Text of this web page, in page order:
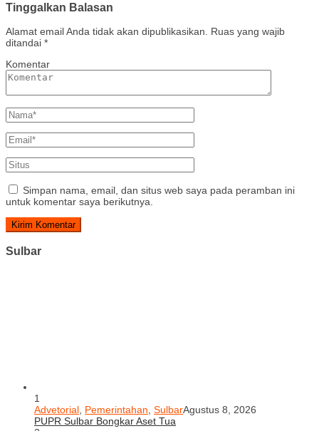
Tinggalkan Balasan
Alamat email Anda tidak akan dipublikasikan. Ruas yang wajib
ditandai *
Komentar
Simpan nama, email, dan situs web saya pada peramban ini
untuk komentar saya berikutnya.
Sulbar
1
Advetorial, Pemerintahan, SulbarAgustus 8, 2026
PUPR Sulbar Bongkar Aset Tua